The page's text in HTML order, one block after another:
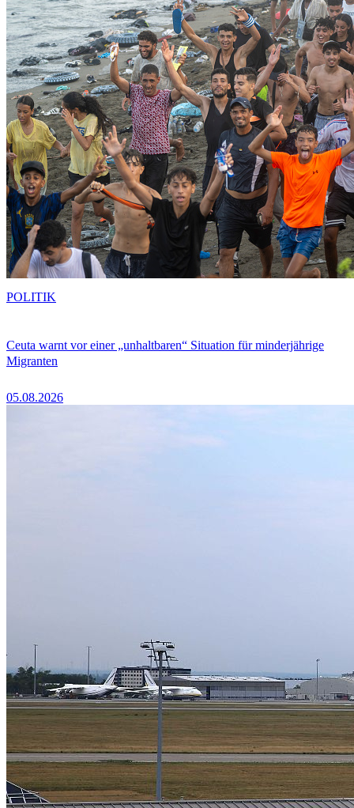
Ceuta warnt vor einer „unhaltbaren“ Situation für minderjährige
Migranten
05.08.2026
POLITIK